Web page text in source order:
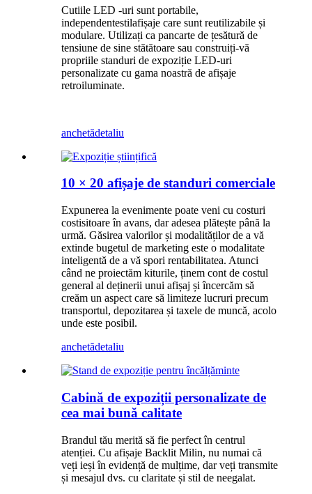
Cutiile LED -uri sunt portabile,
independentestilafișaje care sunt reutilizabile și
modulare. Utilizați ca pancarte de țesătură de
tensiune de sine stătătoare sau construiți-vă
propriile standuri de expoziție LED-uri
personalizate cu gama noastră de afișaje
retroiluminate.
anchetădetaliu
10 × 20 afișaje de standuri comerciale
Expunerea la evenimente poate veni cu costuri
costisitoare în avans, dar adesea plătește până la
urmă. Găsirea valorilor și modalităților de a vă
extinde bugetul de marketing este o modalitate
inteligentă de a vă spori rentabilitatea. Atunci
când ne proiectăm kiturile, ținem cont de costul
general al deținerii unui afișaj și încercăm să
creăm un aspect care să limiteze lucruri precum
transportul, depozitarea și taxele de muncă, acolo
unde este posibil.
anchetădetaliu
Cabină de expoziții personalizate de
cea mai bună calitate
Brandul tău merită să fie perfect în centrul
atenției. Cu afișaje Backlit Milin, nu numai că
veți ieși în evidență de mulțime, dar veți transmite
și mesajul dvs. cu claritate și stil de neegalat.